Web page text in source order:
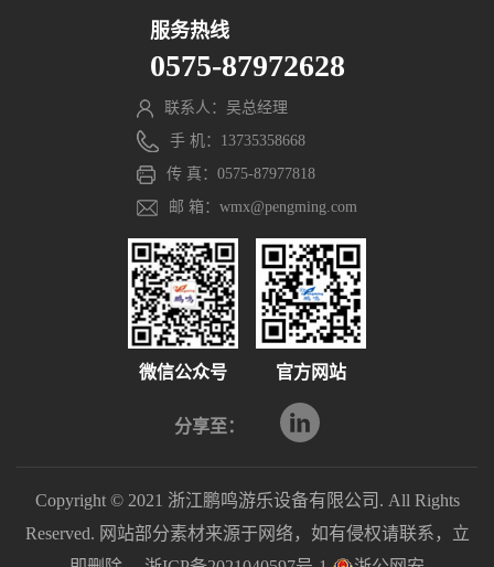
服务热线
0575-87972628
联系人：吴总经理
手 机：13735358668
传 真：0575-87977818
邮 箱：wmx@pengming.com
微信公众号 官方网站
分享至：
Copyright © 2021 浙江鹏鸣游乐设备有限公司. All Rights
Reserved. 网站部分素材来源于网络，如有侵权请联系，立